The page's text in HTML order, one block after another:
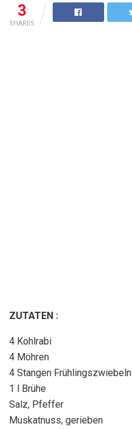
3
SHARES
ZUTATEN :
4 Kohlrabi
4 Möhren
4 Stangen Frühlingszwiebeln
1 l Brühe
Salz, Pfeffer
Muskatnuss, gerieben